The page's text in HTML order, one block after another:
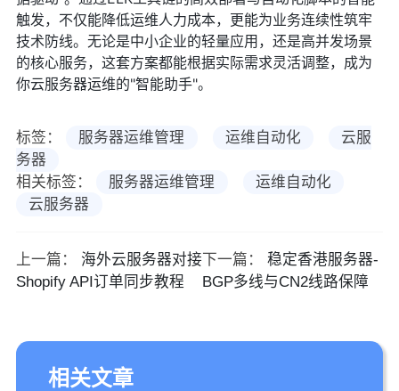
触发，不仅能降低运维人力成本，更能为业务连续性筑牢
技术防线。无论是中小企业的轻量应用，还是高并发场景
的核心服务，这套方案都能根据实际需求灵活调整，成为
你云服务器运维的"智能助手"。
标签： 服务器运维管理 运维自动化
云服
务器
相关标签：
服务器运维管理
运维自动化
云服务器
上一篇：
海外云服务器对接
Shopify API订单同步教程
下一篇：
稳定香港服务器-
BGP多线与CN2线路保障
相关文章